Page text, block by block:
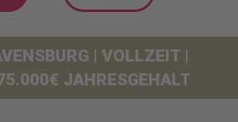
| VOLLZEIT |
JAHRESGEHALT